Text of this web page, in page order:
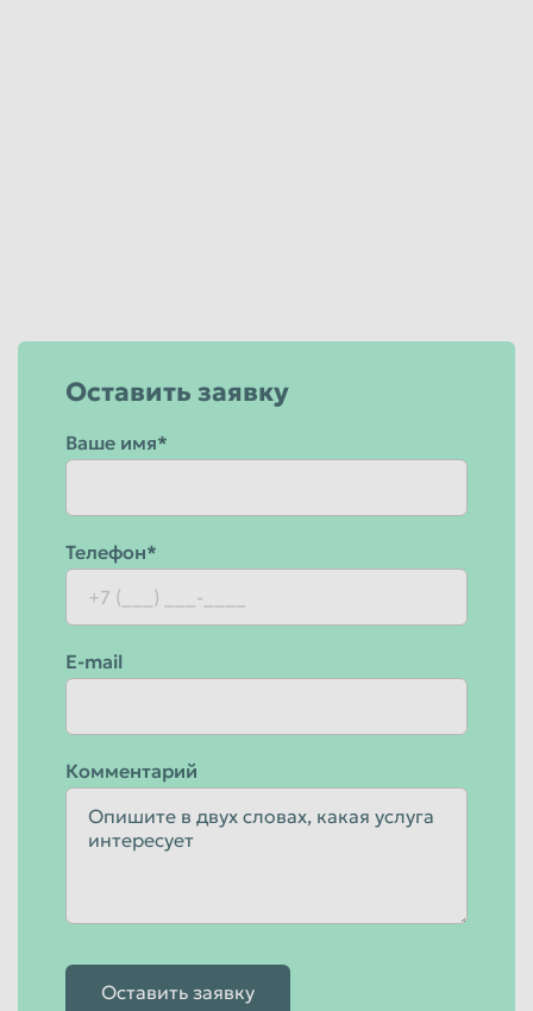
Оставить заявку
Ваше имя*
Телефон*
E-mail
Комментарий
Оставить заявку